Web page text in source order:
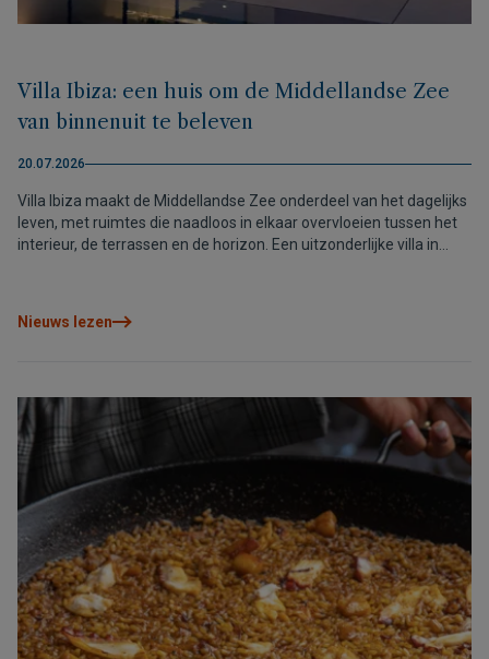
Villa Ibiza: een huis om de Middellandse Zee
van binnenuit te beleven
20.07.2026
Villa Ibiza maakt de Middellandse Zee onderdeel van het dagelijks
leven, met ruimtes die naadloos in elkaar overvloeien tussen het
interieur, de terrassen en de horizon. Een uitzonderlijke villa in
Nieuws lezen